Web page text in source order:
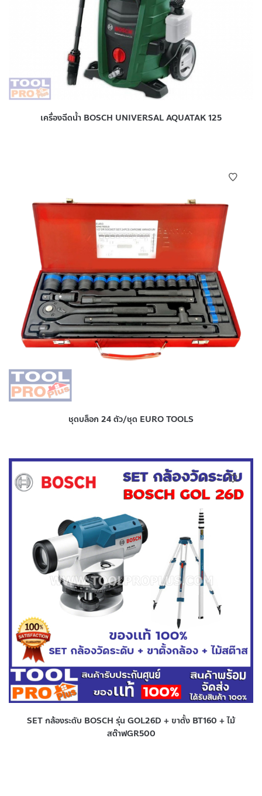
เครื่องฉีดน้ำ BOSCH UNIVERSAL AQUATAK 125
ชุดบล็อก 24 ตัว/ชุด EURO TOOLS
SET กล้องระดับ BOSCH รุ่น GOL26D + ขาตั้ง BT160 + ไม้
สต๊าฟGR500